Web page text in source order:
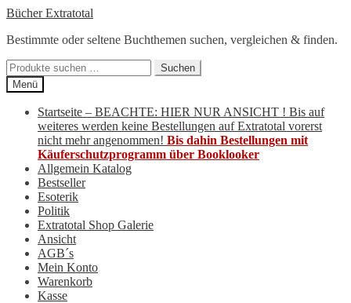
Zur
springen
Zum
springen
Bücher Extratotal
Bestimmte oder seltene Buchthemen suchen, vergleichen & finden.
Suchen
nach:
Suchen
Menü
Startseite – BEACHTE: HIER NUR ANSICHT ! Bis auf
weiteres werden keine Bestellungen auf Extratotal vorerst
nicht mehr angenommen! Bis dahin Bestellungen mit
Käuferschutzprogramm über Booklooker
Allgemein Katalog
Bestseller
Esoterik
Politik
Extratotal Shop Galerie
Ansicht
AGB´s
Mein Konto
Warenkorb
Kasse